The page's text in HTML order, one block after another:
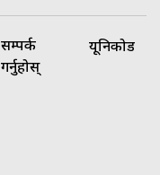
सम्पर्क
गर्नुहोस्
यूनिकोड